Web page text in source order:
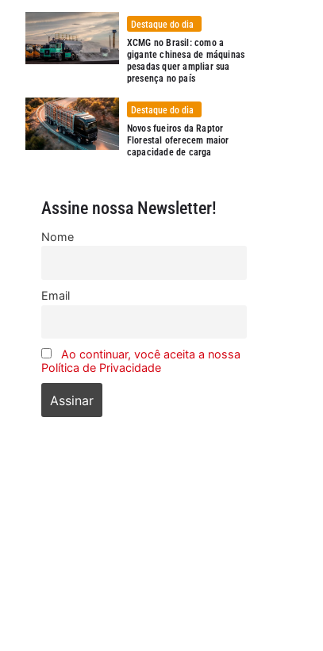
Destaque do dia
XCMG no Brasil: como a
gigante chinesa de máquinas
pesadas quer ampliar sua
presença no país
Destaque do dia
Novos fueiros da Raptor
Florestal oferecem maior
capacidade de carga
Assine nossa Newsletter!
Nome
Email
Ao continuar, você aceita a nossa
Política de Privacidade